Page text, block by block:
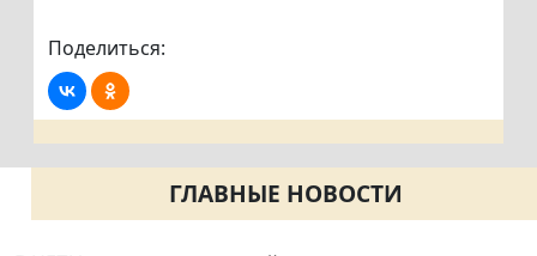
Поделиться:
ГЛАВНЫЕ НОВОСТИ